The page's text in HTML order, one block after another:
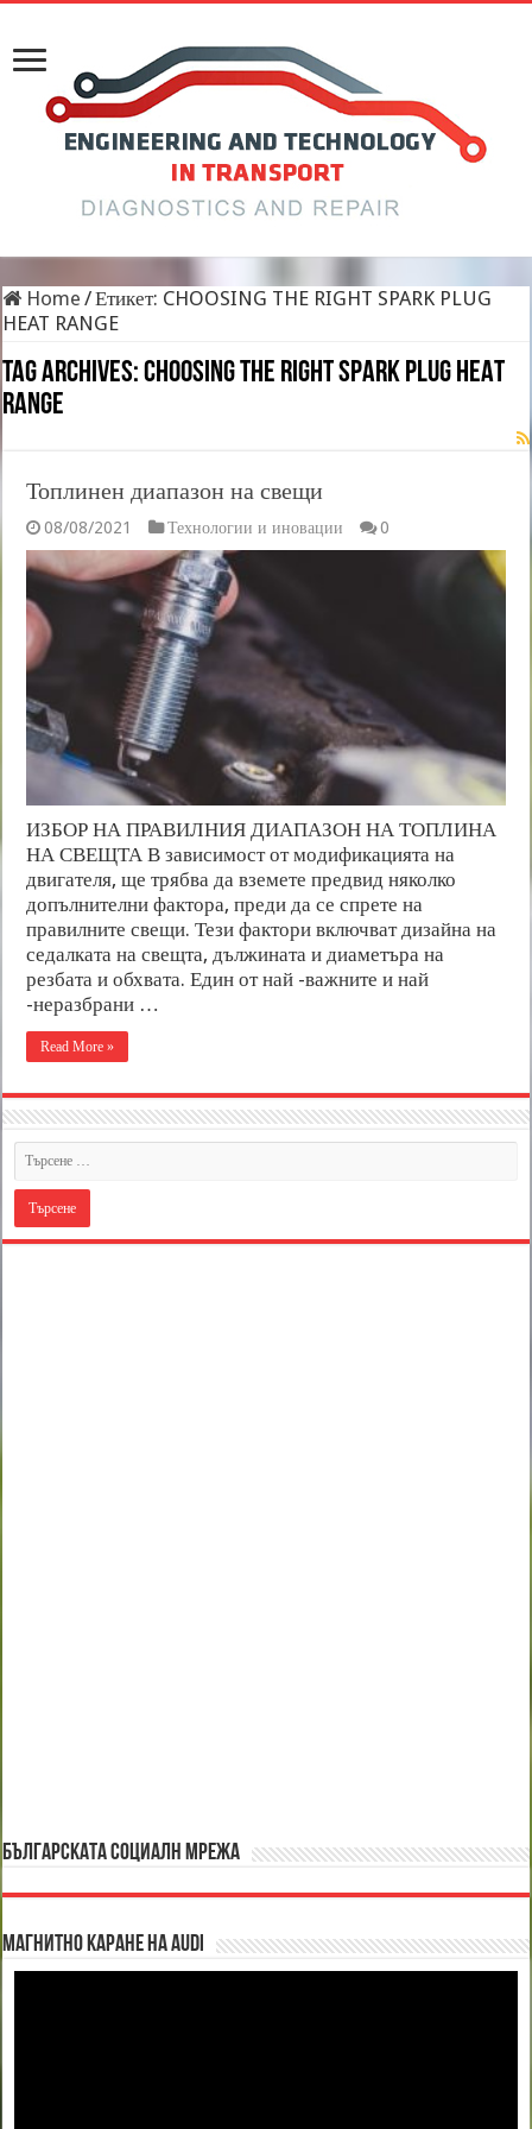
Home /Етикет: CHOOSING THE RIGHT SPARK PLUG
HEAT RANGE
Tag Archives:CHOOSING THE RIGHT SPARK PLUG HEAT
RANGE
Топлинен диапазон на свещи
08/08/2021 Технологии и иновации 0
ИЗБОР НА ПРАВИЛНИЯ ДИАПАЗОН НА ТОПЛИНА
НА СВЕЩТА В зависимост от модификацията на
двигателя, ще трябва да вземете предвид няколко
допълнителни фактора, преди да се спрете на
правилните свещи. Тези фактори включват дизайна на
седалката на свещта, дължината и диаметъра на
резбата и обхвата. Един от най -важните и най
-неразбрани …
Read More »
БЪЛГАРСКАТА СОЦИАЛН МРЕЖА
Магнитно каране на Audi